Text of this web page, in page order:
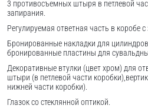
3 противосъемных штыря в петлевой
запирания.
Регулируемая ответная часть в коробе
Бронированные накладки для
бронированные пластины для
Декоративные втулки (цвет хром) для
штыри (в петлевой части
нижней части коробки).
Глазок со стеклянной оптикой.